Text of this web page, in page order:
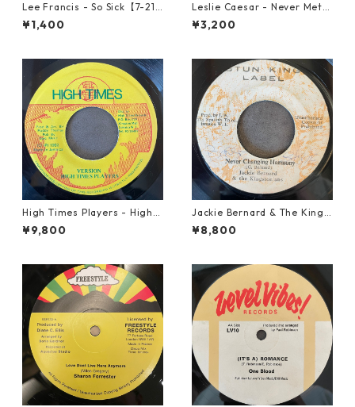
Lee Francis - So Sick【7-219
25】
¥1,400
Leslie Caesar - Never Met A
Woman【12-50067】
¥3,200
High Times Players - High T
imes Theme【7-21926】
¥9,800
Jackie Bernard & The Kings
tonians - Never Changing H
armony【7-21948】
¥8,800